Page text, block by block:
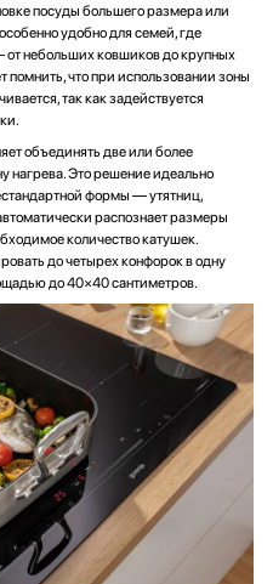
посуды большего размера или
удобно для семей, где
от небольших ковшиков до крупных
помнить, что при использовании зоны
так как задействуется
объединять две или более
нагрева. Это решение идеально
формы — утятниц,
распознает размеры
количество катушек.
до четырех конфорок в одну
до 40×40 сантиметров.